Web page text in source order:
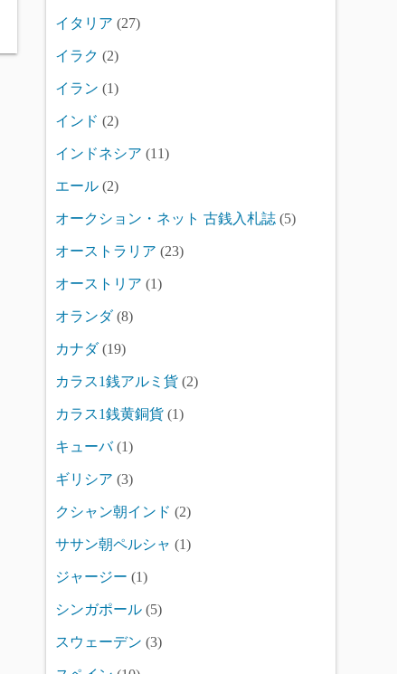
イタリア (27)
イラク (2)
イラン (1)
インド (2)
インドネシア (11)
エール (2)
オークション・ネット 古銭入札誌 (5)
オーストラリア (23)
オーストリア (1)
オランダ(8)
カナダ(19)
カラス1銭アルミ貨 (2)
カラス1銭黄銅貨 (1)
キューバ(1)
ギリシア (3)
クシャン朝インド (2)
ササン朝ペルシャ (1)
ジャージー (1)
シンガポール (5)
スウェーデン (3)